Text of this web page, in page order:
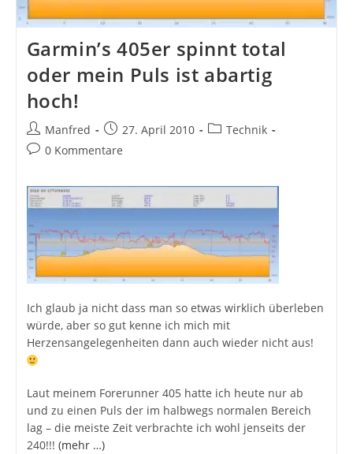
Garmin’s 405er spinnt total
oder mein Puls ist abartig
hoch!
Beitrags-
Autor:
Manfred
Beitrag
veröffentlicht:
27. April 2010
Beitrags-
Technik
Beitrags-
0 Kommentare
Ich glaub ja nicht dass man so etwas wirklich überleben
würde, aber so gut kenne ich mich mit
Herzensangelegenheiten dann auch wieder nicht aus!
Laut meinem Forerunner 405 hatte ich heute nur ab
und zu einen Puls der im halbwegs normalen Bereich
lag – die meiste Zeit verbrachte ich wohl jenseits der
240!!! (mehr …)